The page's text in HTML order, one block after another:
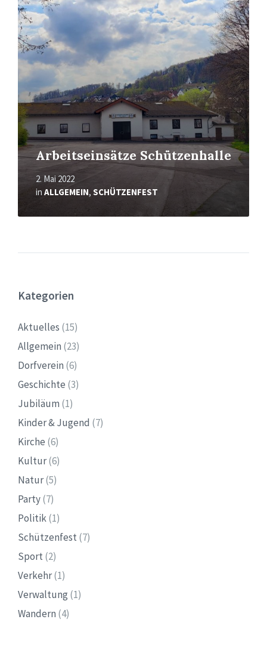
Arbeitseinsätze Schützenhalle
2. Mai 2022
in ALLGEMEIN, SCHÜTZENFEST
erfahren
Kategorien
Aktuelles (15)
Allgemein (23)
Dorfverein (6)
Geschichte (3)
Jubiläum (1)
Kinder & Jugend (7)
Kirche (6)
Kultur(6)
Natur(5)
Party(7)
Politik(1)
Schützenfest (7)
Sport (2)
Verkehr(1)
Verwaltung (1)
Wandern (4)